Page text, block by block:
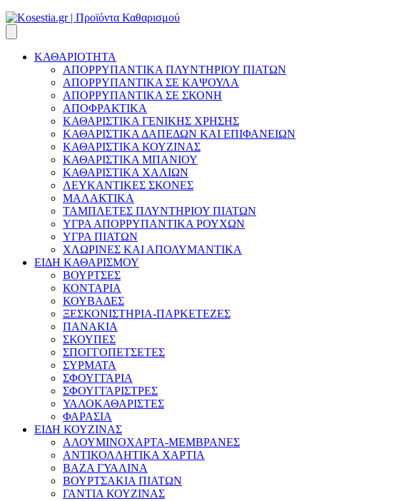
ΚΑΘΑΡΙΟΤΗΤΑ
ΑΠΟΡΡΥΠΑΝΤΙΚΑ ΠΛΥΝΤΗΡΙΟΥ ΠΙΑΤΩΝ
ΑΠΟΡΡΥΠΑΝΤΙΚΑ ΣΕ ΚΑΨΟΥΛΑ
ΑΠΟΡΡΥΠΑΝΤΙΚΑ ΣΕ ΣΚΟΝΗ
ΑΠΟΦΡΑΚΤΙΚΑ
ΚΑΘΑΡΙΣΤΙΚΑ ΓΕΝΙΚΗΣ ΧΡΗΣΗΣ
ΚΑΘΑΡΙΣΤΙΚΑ ΔΑΠΕΔΩΝ ΚΑΙ ΕΠΙΦΑΝΕΙΩΝ
ΚΑΘΑΡΙΣΤΙΚΑ ΚΟΥΖΙΝΑΣ
ΚΑΘΑΡΙΣΤΙΚΑ ΜΠΑΝΙΟΥ
ΚΑΘΑΡΙΣΤΙΚΑ ΧΑΛΙΩΝ
ΛΕΥΚΑΝΤΙΚΕΣ ΣΚΟΝΕΣ
ΜΑΛΑΚΤΙΚΑ
ΤΑΜΠΛΕΤΕΣ ΠΛΥΝΤΗΡΙΟΥ ΠΙΑΤΩΝ
ΥΓΡΑ ΑΠΟΡΡΥΠΑΝΤΙΚΑ ΡΟΥΧΩΝ
ΥΓΡΑ ΠΙΑΤΩΝ
ΧΛΩΡΙΝΕΣ ΚΑΙ ΑΠΟΛΥΜΑΝΤΙΚΑ
ΕΙΔΗ ΚΑΘΑΡΙΣΜΟΥ
ΒΟΥΡΤΣΕΣ
ΚΟΝΤΑΡΙΑ
ΚΟΥΒΑΔΕΣ
ΞΕΣΚΟΝΙΣΤΗΡΙΑ-ΠΑΡΚΕΤΕΖΕΣ
ΠΑΝΑΚΙΑ
ΣΚΟΥΠΕΣ
ΣΠΟΓΓΟΠΕΤΣΕΤΕΣ
ΣΥΡΜΑΤΑ
ΣΦΟΥΓΓΑΡΙΑ
ΣΦΟΥΓΓΑΡΙΣΤΡΕΣ
ΥΑΛΟΚΑΘΑΡΙΣΤΕΣ
ΦΑΡΑΣΙΑ
ΕΙΔΗ ΚΟΥΖΙΝΑΣ
ΑΛΟΥΜΙΝΟΧΑΡΤΑ-ΜΕΜΒΡΑΝΕΣ
ΑΝΤΙΚΟΛΛΗΤΙΚΑ ΧΑΡΤΙΑ
ΒΑΖΑ ΓΥΑΛΙΝΑ
ΒΟΥΡΤΣΑΚΙΑ ΠΙΑΤΩΝ
ΓΑΝΤΙΑ ΚΟΥΖΙΝΑΣ